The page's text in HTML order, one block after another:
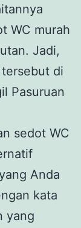
WC murah
Jadi,
di
Pasuruan
sedot WC
Anda
kata
yang